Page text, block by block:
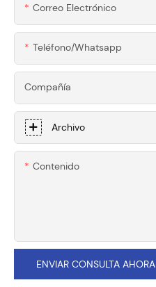
Correo Electrónico
Teléfono/whatsapp
Compañía
Archivo
Contenido
ENVIAR CONSULTA AHORA